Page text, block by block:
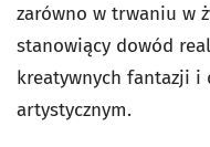
zarówno w trwaniu w
stanowiący dowód
kreatywnych fantazji
artystycznym.